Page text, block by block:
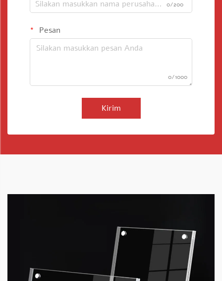
0/200
Pesan
0/1000
Kirim